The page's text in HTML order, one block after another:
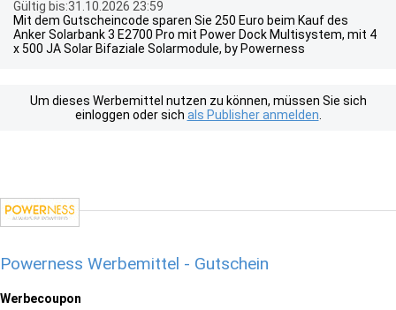
Gültig bis:31.10.2026 23:59
Mit dem Gutscheincode sparen Sie 250 Euro beim Kauf des
Anker Solarbank 3 E2700 Pro mit Power Dock Multisystem, mit 4
x 500 JA Solar Bifaziale Solarmodule, by Powerness
Um dieses Werbemittel nutzen zu können, müssen Sie sich
einloggen oder sich als Publisher anmelden
Powerness Werbemittel - Gutschein
Werbecoupon